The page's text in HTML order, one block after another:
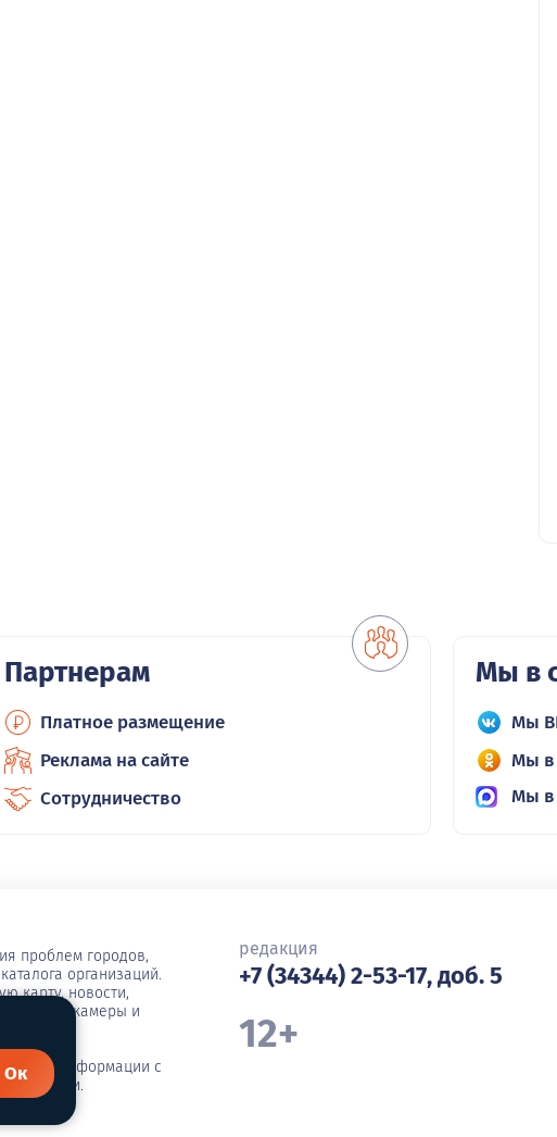
Партнерам
Платное размещение
Реклама на сайте
Сотрудничество
Мы в
Мы
Мы в
Мы в
проблем городов,
организаций.
карту, новости,
вебкамеры и
информации с
редакция
+7 (34344) 2-53-17, доб. 5
12+
Ок